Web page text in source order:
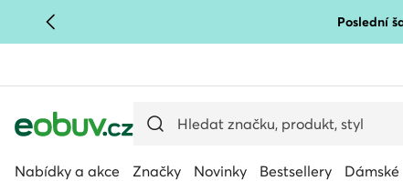
PŘEJÍT NA HLAVNÍ OBSAH Poslední
Nabídky a akce Značky Novinky Bestsellery Dámské